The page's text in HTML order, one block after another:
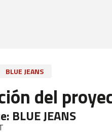
BLUE JEANS
del
BLUE JEANS